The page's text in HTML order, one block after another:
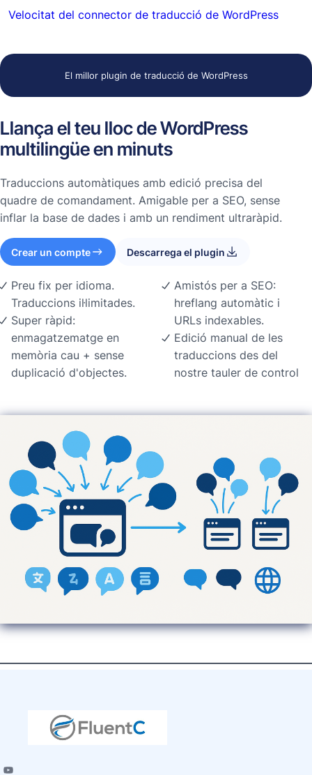
Velocitat del connector de traducció de WordPress
El millor plugin de traducció de WordPress
Llança el teu lloc de WordPress
multilingüe en minuts
Traduccions automàtiques amb edició precisa del
quadre de comandament. Amigable per a SEO, sense
inflar la base de dades i amb un rendiment ultraràpid.
Crear un compte Descarrega el plugin
Preu fix per idioma.
Traduccions il·limitades.
Super ràpid:
enmagatzematge en
memòria cau + sense
duplicació d'objectes.
Amistós per a SEO:
hreflang automàtic i
URLs indexables.
Edició manual de les
traduccions des del
nostre tauler de control